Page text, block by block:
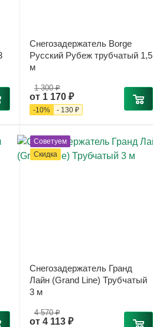
Снегозадержатель Borge
Русский Рубеж трубчатый 1,5
м
от 1 170 ₽
1 300 ₽
-10% - 130 ₽
Советуем
Скидка
Снегозадержатель Гранд
Лайн (Grand Line) Трубчатый
3 м
от 4 113 ₽
4 570 ₽